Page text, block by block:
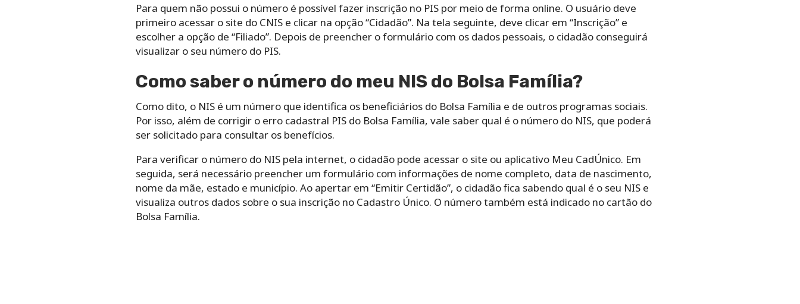
Para quem não possui o número é possível fazer inscrição no PIS por meio de forma online. O usuário deve
primeiro acessar o site do CNIS e clicar na opção “Cidadão”. Na tela seguinte, deve clicar em “Inscrição” e
escolher a opção de “Filiado”. Depois de preencher o formulário com os dados pessoais, o cidadão conseguirá
visualizar o seu número do PIS.
Como saber o número do meu NIS do Bolsa Família?
Como dito, o NIS é um número que identifica os beneficiários do Bolsa Família e de outros programas sociais.
Por isso, além de corrigir o erro cadastral PIS do Bolsa Família, vale saber qual é o número do NIS, que poderá
ser solicitado para consultar os benefícios.
Para verificar o número do NIS pela internet, o cidadão pode acessar o site ou aplicativo Meu CadÚnico. Em
seguida, será necessário preencher um formulário com informações de nome completo, data de nascimento,
nome da mãe, estado e município. Ao apertar em “Emitir Certidão”, o cidadão fica sabendo qual é o seu NIS e
visualiza outros dados sobre o sua inscrição no Cadastro Único. O número também está indicado no cartão do
Bolsa Família.